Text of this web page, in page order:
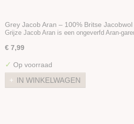
Grey Jacob Aran – 100% Britse Jacobwol
Grijze Jacob Aran is een ongeverfd Aran-
€ 7,99
✓ Op voorraad
IN WINKELWAGEN